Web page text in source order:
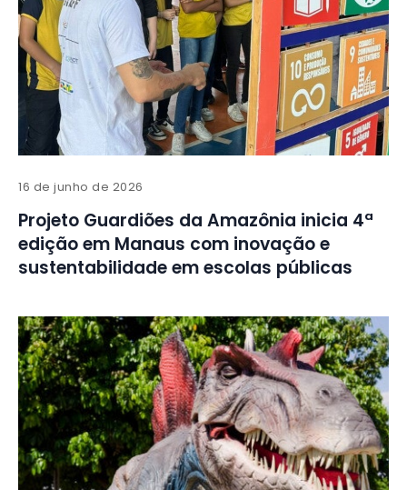
16 de junho de 2026
Projeto Guardiões da Amazônia inicia 4ª
edição em Manaus com inovação e
sustentabilidade em escolas públicas